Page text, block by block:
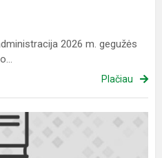
2026 m. gegužės
Plačiau